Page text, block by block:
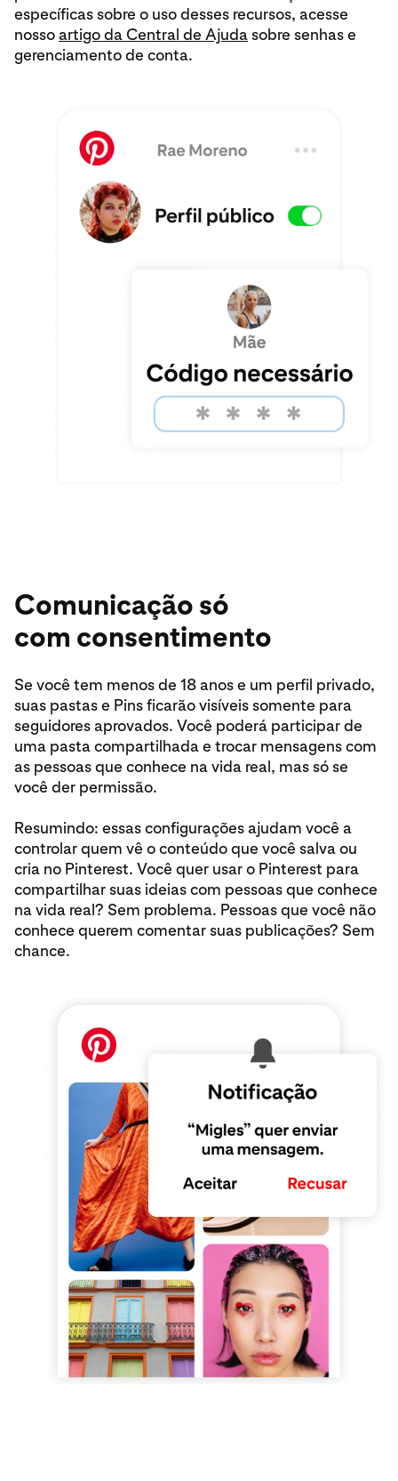
específicas sobre o uso desses recursos, acesse
nossoartigo da Central de Ajudasobre senhas e
gerenciamento de conta.
Comunicação só
com consentimento
Se você tem menos de 18 anos e um perfil privado,
suas pastas e Pins ficarão visíveis somente para
seguidores aprovados. Você poderá participar de
uma pasta compartilhada e trocar mensagens com
as pessoas que conhece na vida real, mas só se
você der permissão.
Resumindo: essas configurações ajudam você a
controlar quem vê o conteúdo que você salva ou
cria no Pinterest. Você quer usar o Pinterest para
compartilhar suas ideias com pessoas que conhece
na vida real? Sem problema. Pessoas que você não
conhece querem comentar suas publicações? Sem
chance.